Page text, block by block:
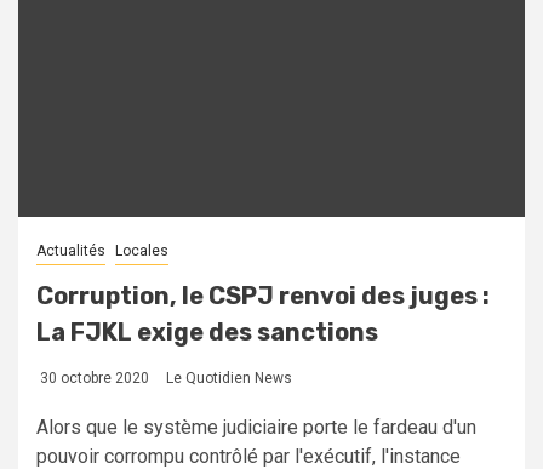
Actualités Locales
Corruption, le CSPJ renvoi des juges :
La FJKL exige des sanctions
30 octobre 2020 Le Quotidien News
Alors que le système judiciaire porte le fardeau d'un
pouvoir corrompu contrôlé par l'exécutif, l'instance